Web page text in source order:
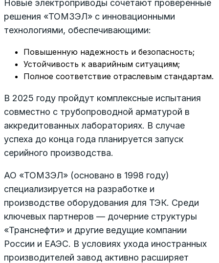
Новые электроприводы сочетают проверенные
решения «ТОМЗЭЛ» с инновационными
технологиями, обеспечивающими:
Повышенную надежность и безопасность;
Устойчивость к аварийным ситуациям;
Полное соответствие отраслевым стандартам.
В 2025 году пройдут комплексные испытания
совместно с трубопроводной арматурой в
аккредитованных лабораториях. В случае
успеха до конца года планируется запуск
серийного производства.
АО «ТОМЗЭЛ» (основано в 1998 году)
специализируется на разработке и
производстве оборудования для ТЭК. Среди
ключевых партнеров — дочерние структуры
«Транснефти» и другие ведущие компании
России и ЕАЭС. В условиях ухода иностранных
производителей завод активно расширяет